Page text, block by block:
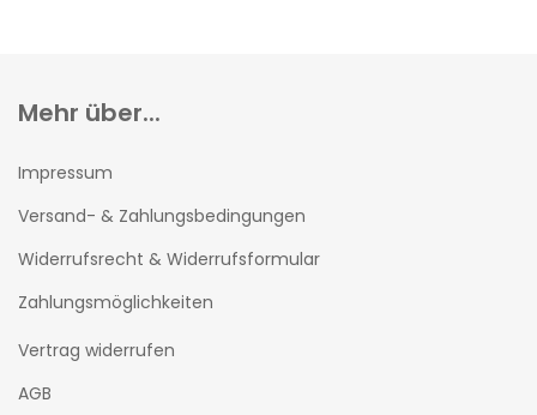
Mehr über...
Impressum
Versand- & Zahlungsbedingungen
Widerrufsrecht & Widerrufsformular
Zahlungsmöglichkeiten
Vertrag widerrufen
AGB